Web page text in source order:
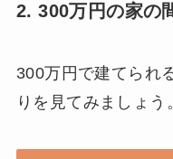
2. 300万円の家の
300万円で建てられ
りを見てみましょう。